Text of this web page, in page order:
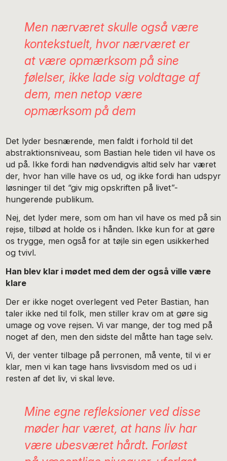
Men nærværet skulle også være
kontekstuelt, hvor nærværet er
at være opmærksom på sine
følelser, ikke lade sig voldtage af
dem, men netop være
opmærksom på dem
Det lyder besnærende, men faldt i forhold til det
abstraktionsniveau, som Bastian hele tiden vil have os
ud på. Ikke fordi han nødvendigvis altid selv har været
der, hvor han ville have os ud, og ikke fordi han udspyr
løsninger til det “giv mig opskriften på livet”-
hungerende publikum.
Nej, det lyder mere, som om han vil have os med på sin
rejse, tilbød at holde os i hånden. Ikke kun for at gøre
os trygge, men også for at tøjle sin egen usikkerhed
og tvivl.
Han blev klar i mødet med dem der også ville være
klare
Der er ikke noget overlegent ved Peter Bastian, han
taler ikke ned til folk, men stiller krav om at gøre sig
umage og vove rejsen. Vi var mange, der tog med på
noget af den, men den sidste del måtte han tage selv.
Vi, der venter tilbage på perronen, må vente, til vi er
klar, men vi kan tage hans livsvisdom med os ud i
resten af det liv, vi skal leve.
Mine egne refleksioner ved disse
møder har været, at hans liv har
være ubesværet hårdt. Forløst